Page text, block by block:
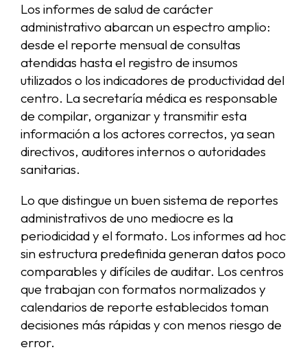
Los informes de salud de carácter
administrativo abarcan un espectro amplio:
desde el reporte mensual de consultas
atendidas hasta el registro de insumos
utilizados o los indicadores de productividad del
centro. La secretaría médica es responsable
de compilar, organizar y transmitir esta
información a los actores correctos, ya sean
directivos, auditores internos o autoridades
sanitarias.
Lo que distingue un buen sistema de reportes
administrativos de uno mediocre es la
periodicidad y el formato. Los informes ad hoc
sin estructura predefinida generan datos poco
comparables y difíciles de auditar. Los centros
que trabajan con formatos normalizados y
calendarios de reporte establecidos toman
decisiones más rápidas y con menos riesgo de
error.